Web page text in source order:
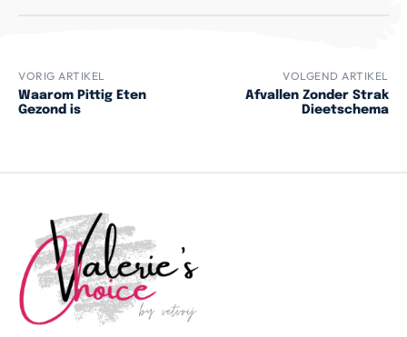
VORIG ARTIKEL
Waarom Pittig Eten
Gezond is
VOLGEND ARTIKEL
Afvallen Zonder Strak
Dieetschema